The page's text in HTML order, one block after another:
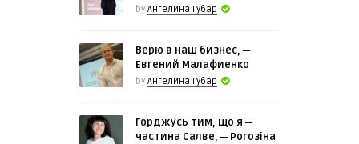
by Ангелина Губар
Верю в наш бизнес, ─
Евгений Малафиенко
by Ангелина Губар
Горджусь тим, що я ─
частина Салве, ─ Рогозіна